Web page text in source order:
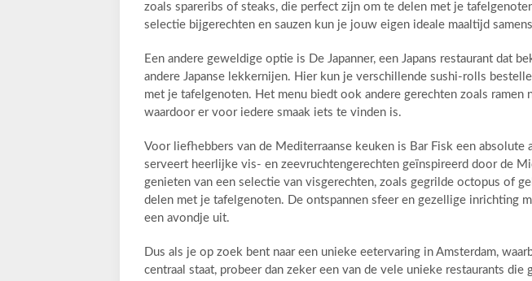
zoals spareribs of steaks, die perfect zijn om te delen met je
selectie bijgerechten en sauzen kun je jouw eigen ideale maaltijd
Een andere geweldige optie is De Japanner, een Japans restaurant dat
andere Japanse lekkernijen. Hier kun je verschillende sushi-rolls
met je tafelgenoten. Het menu biedt ook andere gerechten zoals ramen
waardoor er voor iedere smaak iets te vinden is.
Voor liefhebbers van de Mediterraanse keuken is Bar Fisk een absolute
serveert heerlijke vis- en zeevruchtengerechten geïnspireerd door de
genieten van een selectie van visgerechten, zoals gegrilde octopus of
delen met je tafelgenoten. De ontspannen sfeer en gezellige inrichting
een avondje uit.
Dus als je op zoek bent naar een unieke eetervaring in Amsterdam,
centraal staat, probeer dan zeker een van de vele unieke restaurants die